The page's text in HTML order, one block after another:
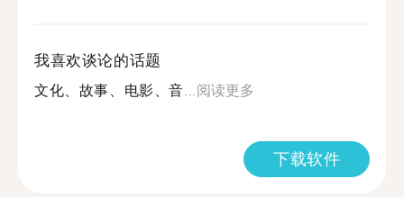
我喜欢谈论的话题
文化、故事、电影、音...阅读更多
下载软件